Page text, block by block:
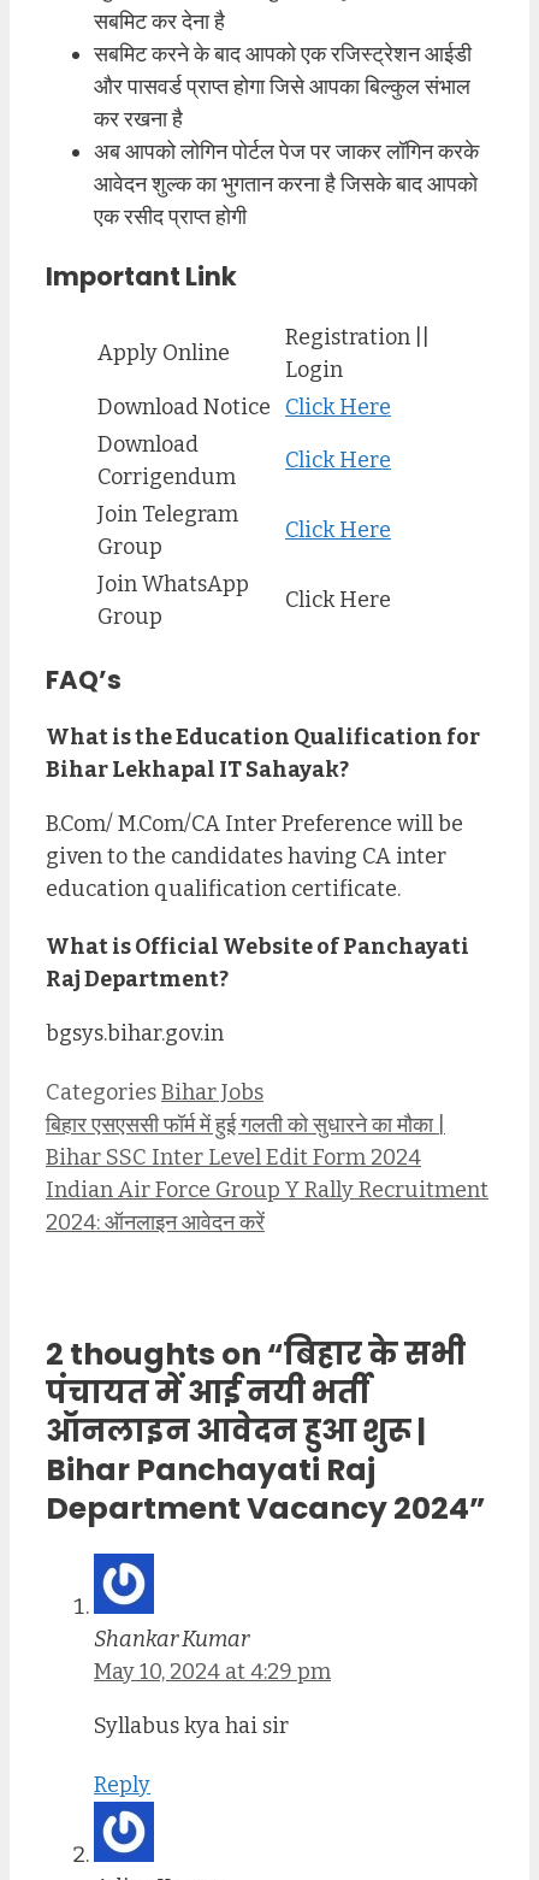
सबमिट कर देना है
सबमिट करने के बाद आपको एक रजिस्ट्रेशन आईडी
और पासवर्ड प्राप्त होगा जिसे आपका बिल्कुल संभाल
कर रखना है
अब आपको लोगिन पोर्टल पेज पर जाकर लॉगिन करके
आवेदन शुल्क का भुगतान करना है जिसके बाद आपको
एक रसीद प्राप्त होगी
Important Link
Apply Online
Registration ||
Login
Download Notice
Click Here
Download
Corrigendum
Click Here
Join Telegram
Group
Click Here
Join WhatsApp
Group
Click Here
FAQ’s
What is the Education Qualification for
Bihar Lekhapal IT Sahayak?
B.Com/ M.Com/CA Inter Preference will be
given to the candidates having CA inter
education qualification certificate.
What is Official Website of Panchayati
Raj Department?
bgsys.bihar.gov.in
CategoriesBihar Jobs
बिहार एसएससी फॉर्म में हुई गलती को सुधारने का मौका |
Bihar SSC Inter Level Edit Form 2024
Indian Air Force Group Y Rally Recruitment
2024: ऑनलाइन आवेदन करें
2 thoughts on “बिहार के सभी
पंचायत में आई नयी भर्ती
ऑनलाइन आवेदन हुआ शुरू |
Bihar Panchayati Raj
Department Vacancy 2024”
Shankar Kumar
May 10, 2024 at 4:29 pm
Syllabus kya hai sir
Reply